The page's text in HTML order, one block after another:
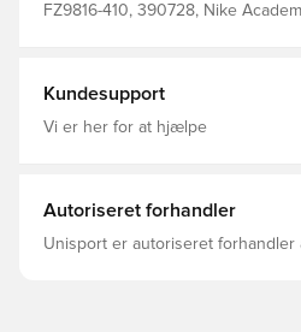
fokuseret hele tiden Lynlås ved anklerne
FZ9816-410, 390728, Nike
Kundesupport
Vi er her for at hjælpe
Autoriseret forhandler
Unisport er autoriseret forhandler